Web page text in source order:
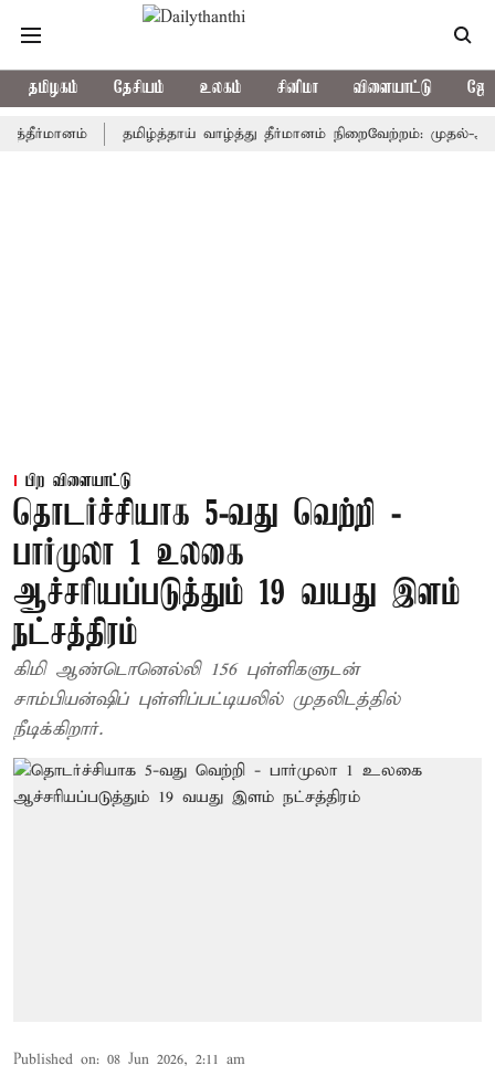
தமிழகம் தேசியம் உலகம் சினிமா விளையாட்டு
தமிழ்த்தாய் வாழ்த்து தீர்மானம் நிறைவேற்றம்: முதல்-அமைச்சர்
பிற விளையாட்டு
தொடர்ச்சியாக 5-வது வெற்றி -
பார்முலா 1 உலகை
ஆச்சரியப்படுத்தும் 19 வயது இளம்
நட்சத்திரம்
கிமி ஆண்டொனெல்லி 156 புள்ளிகளுடன்
சாம்பியன்ஷிப் புள்ளிப்பட்டியலில் முதலிடத்தில்
நீடிக்கிறார்.
Published on: 08 Jun 2026, 2:11 am